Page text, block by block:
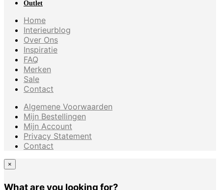
Outlet
Home
Interieurblog
Over Ons
Inspiratie
FAQ
Merken
Sale
Contact
Algemene Voorwaarden
Mijn Bestellingen
Mijn Account
Privacy Statement
Contact
×
What are you looking for?